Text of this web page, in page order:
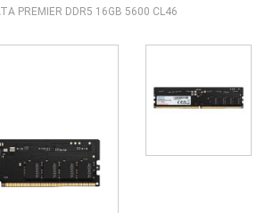
PREMIER DDR5 16GB 5600 CL46